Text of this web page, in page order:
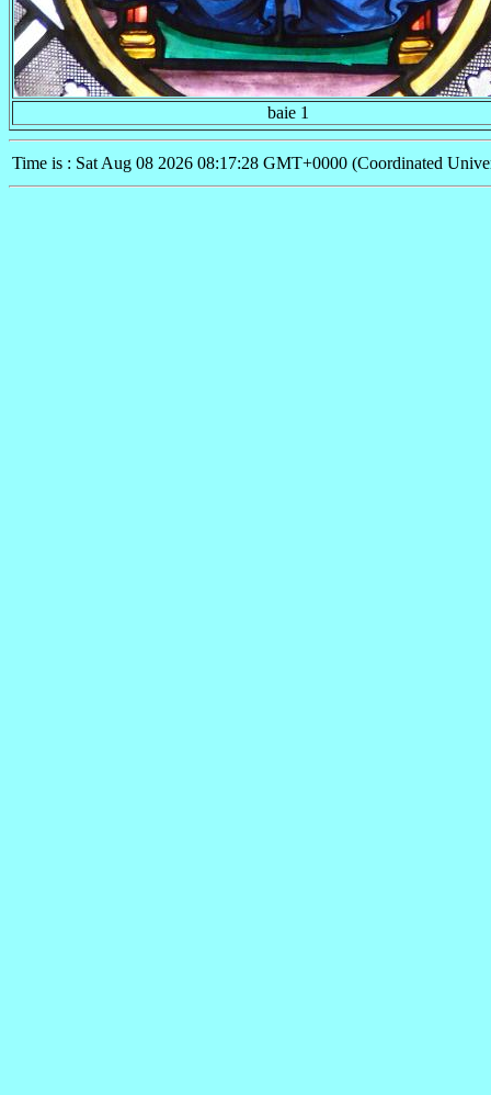
baie 1
Time is : Sat Aug 08 2026 08:17:28 GMT+0000 (Coordinated